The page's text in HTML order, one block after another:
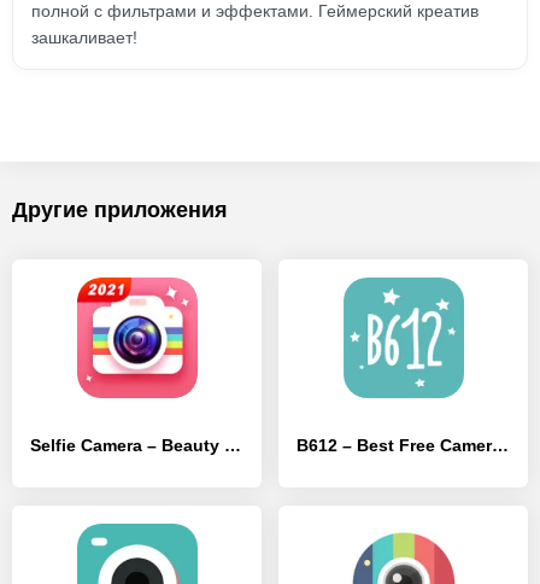
полной с фильтрами и эффектами. Геймерский креатив
зашкаливает!
Другие приложения
Selfie Camera – Beauty Camera & Photo Editor B612 – Best Free Camera & Photo/Video Editor